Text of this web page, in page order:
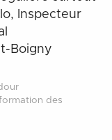
Inspecteur
Boigny
des